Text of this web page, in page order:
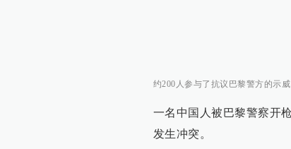
约200人参与了抗议巴黎警方的示
一名中国人被巴黎警察开
发生冲突。